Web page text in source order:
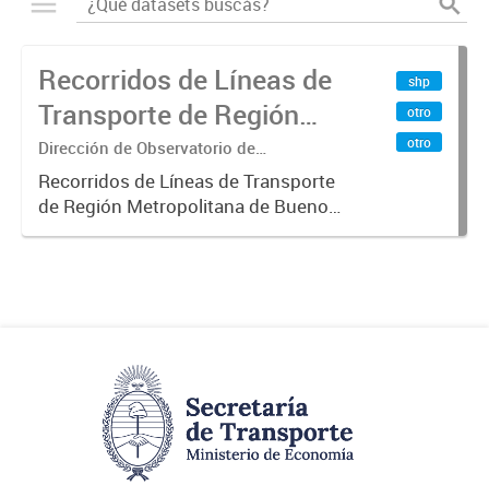
Recorridos de Líneas de
Transporte de Región
Metropolitana de
Buenos Aires (RMBA)
Dirección de Observatorio de
Transporte, Estudio y Sistemas
Recorridos de Líneas de Transporte
de Región Metropolitana de Buenos
Aires (RMBA).-
shp
otro
otro